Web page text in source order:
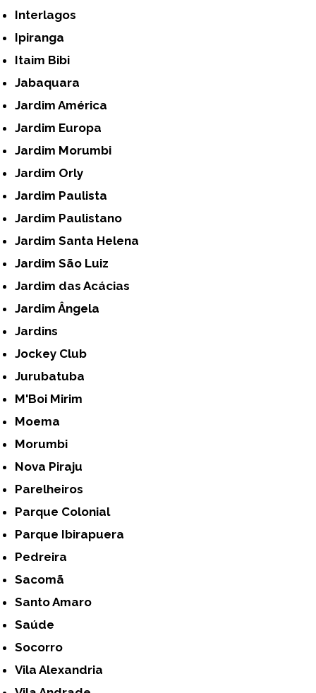
Interlagos
Ipiranga
Itaim Bibi
Jabaquara
Jardim América
Jardim Europa
Jardim Morumbi
Jardim Orly
Jardim Paulista
Jardim Paulistano
Jardim Santa Helena
Jardim São Luiz
Jardim das Acácias
Jardim Ângela
Jardins
Jockey Club
Jurubatuba
M'Boi Mirim
Moema
Morumbi
Nova Piraju
Parelheiros
Parque Colonial
Parque Ibirapuera
Pedreira
Sacomã
Santo Amaro
Saúde
Socorro
Vila Alexandria